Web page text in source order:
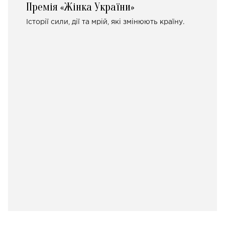
Премія «Жінка України»
Історії сили, дії та мрій, які змінюють країну.